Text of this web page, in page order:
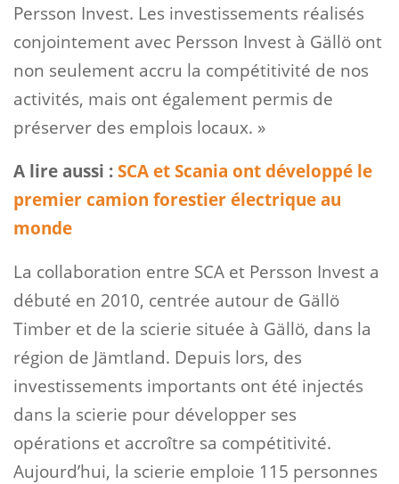
Persson Invest. Les investissements réalisés
conjointement avec Persson Invest à Gällö ont
non seulement accru la compétitivité de nos
activités, mais ont également permis de
préserver des emplois locaux. »
A lire aussi :SCA et Scania ont développé le
premier camion forestier électrique au
monde
La collaboration entre SCA et Persson Invest a
débuté en 2010, centrée autour de Gällö
Timber et de la scierie située à Gällö, dans la
région de Jämtland. Depuis lors, des
investissements importants ont été injectés
dans la scierie pour développer ses
opérations et accroître sa compétitivité.
Aujourd’hui, la scierie emploie 115 personnes